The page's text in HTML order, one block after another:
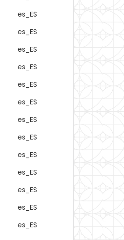
es_ES
es_ES
es_ES
es_ES
es_ES
es_ES
es_ES
es_ES
es_ES
es_ES
es_ES
es_ES
es_ES